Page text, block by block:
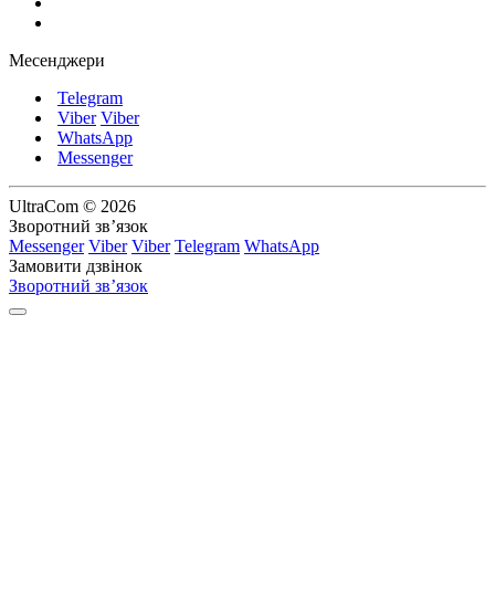
Месенджери
Telegram
Viber Viber
WhatsApp
Messenger
UltraCom © 2026
Зворотний зв’язок
Messenger Viber Viber Telegram WhatsApp
Замовити дзвінок
Зворотний зв’язок